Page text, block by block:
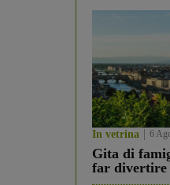
In vetrina 6
Gita di
far